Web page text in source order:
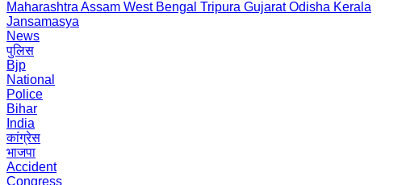
Maharashtra Assam West Bengal Tripura Gujarat Odisha Kerala
Jansamasya
News
पुलिस
Bjp
National
Police
Bihar
India
कांग्रेस
भाजपा
Accident
Congress